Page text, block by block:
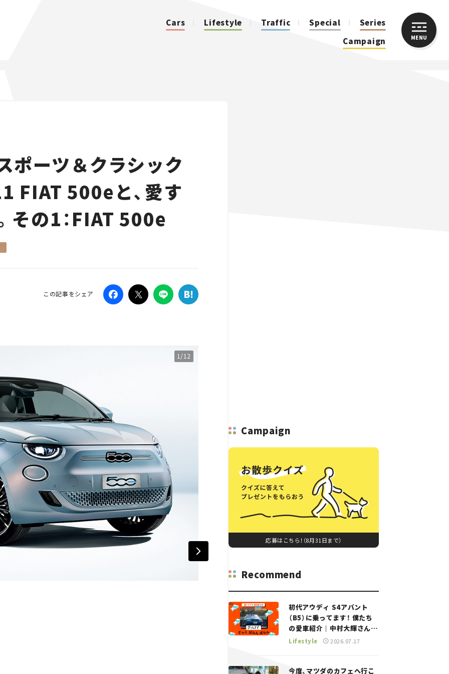
Cars Lifestyle Traffic Special
Series
Campaign
MENU
ポーツ＆クラシック
FIAT 500eと、愛す
その1：FIAT 500e
この記事をシェア
1/12
Campaign
応募はこちら！（8月31日まで）
Recommend
初代アウディ S4アバント
（B5）に乗ってます！ 僕たち
の愛車紹介｜中村大輝さん
——瀬イオナと嶋田智之の
Lifestyle 2026.07.17
今度、マツダのカフェへ行こ
CLOSE
Traffic
Special
Series